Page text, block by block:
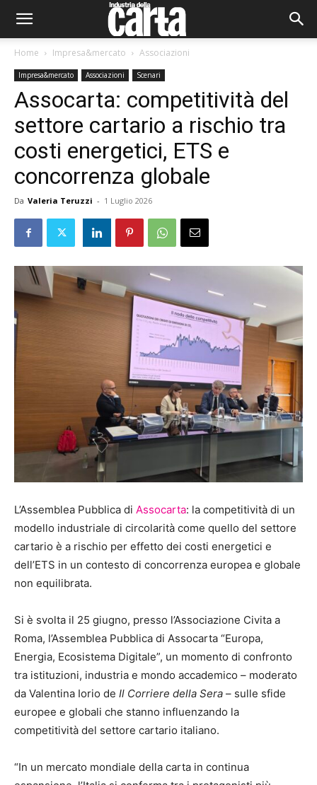
Home Impresa&mercato Associazioni
Impresa&mercato Associazioni Scenari
Assocarta: competitività del
settore cartario a rischio tra
costi energetici, ETS e
concorrenza globale
Da Valeria Teruzzi - 1 Luglio 2026
L’Assemblea Pubblica di Assocarta: la competitività di un
modello industriale di circolarità come quello del settore
cartario è a rischio per effetto dei costi energetici e
dell’ETS in un contesto di concorrenza europea e globale
non equilibrata.
Si è svolta il 25 giugno, presso l’Associazione Civita a
Roma, l’Assemblea Pubblica di Assocarta “Europa,
Energia, Ecosistema Digitale”, un momento di confronto
tra istituzioni, industria e mondo accademico – moderato
da Valentina Iorio de Il Corriere della Sera – sulle sfide
europee e globali che stanno influenzando la
competitività del settore cartario italiano.
“In un mercato mondiale della carta in continua